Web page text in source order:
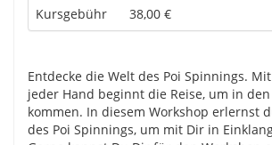
Kursgebühr
38,00 €
Entdecke die Welt des Poi Spinnings.
jeder Hand beginnt die Reise, um in
kommen. In diesem Workshop erlernst
des Poi Spinnings, um mit Dir in